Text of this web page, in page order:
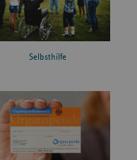
Selbsthilfe